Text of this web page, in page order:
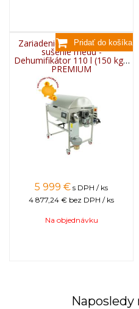
Zariadenie na pastovanie a
sušenie medu -
Dehumifikátor 110 l (150 kg),
PREMIUM
5 999 € s DPH / ks
4 877,24 € bez DPH / ks
Na objednávku
Naposledy